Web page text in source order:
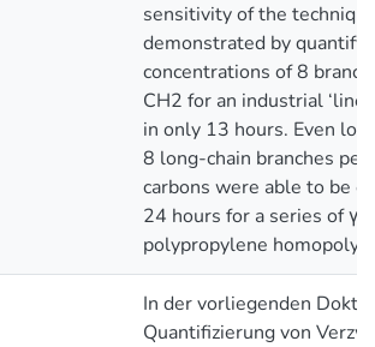
sensitivity of the
demonstrated by
concentrations of 8
CH2 for an industrial
in only 13 hours. Even
8 long-chain branches
carbons were able to be
24 hours for a series of γ-
polypropylene
In der vorliegenden
Quantifizierung von